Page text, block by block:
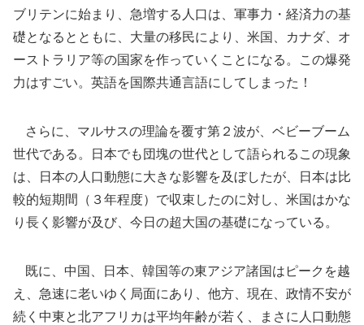
ブリテンに始まり、急増する人口は、軍事力・経済力の基
礎となるとともに、大量の移民により、米国、カナダ、オ
ーストラリア等の国家を作っていくことになる。この爆発
力はすごい。英語を国際共通言語にしてしまった！
さらに、マルサスの理論を覆す第２波が、ベビーブーム
世代である。日本でも団塊の世代として語られるこの現象
は、日本の人口動態に大きな影響を及ぼしたが、日本は比
較的短期間（３年程度）で収束したのに対し、米国はかな
り長く影響が及び、今日の超大国の基礎になっている。
既に、中国、日本、韓国等の東アジア諸国はピークを越
え、急速に老いゆく局面にあり、他方、現在、政情不安が
続く中東と北アフリカは平均年齢が若く、まさに人口動態